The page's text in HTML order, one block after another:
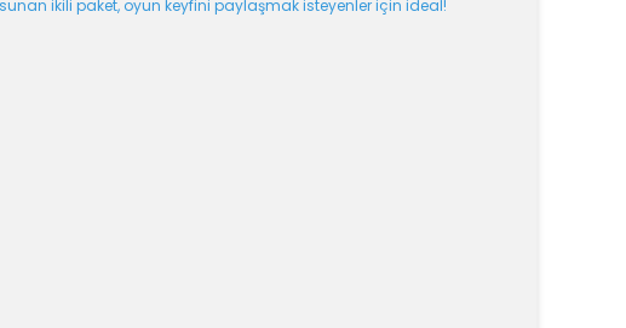
ikili paket, oyun keyfini paylaşmak isteyenler için ideal!